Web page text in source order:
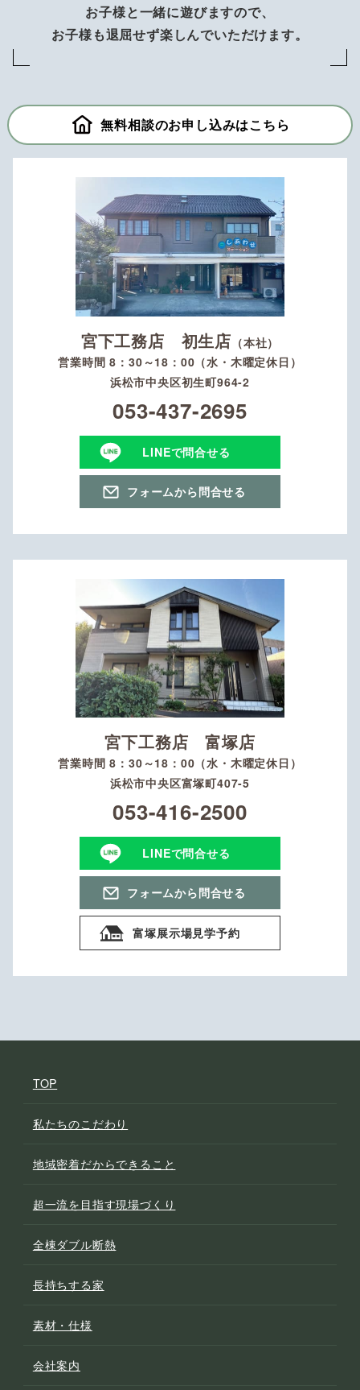
お子様と一緒に遊びますので、
お子様も退屈せず楽しんでいただけます。
無料相談のお申し込みはこちら
宮下工務店 初生店 （本社）
営業時間 8：30～18：00（水・木曜定休日）
浜松市中央区初生町964-2
053-437-2695
LINEで問合せる
フォームから問合せる
宮下工務店 富塚店
営業時間 8：30～18：00（水・木曜定休日）
浜松市中央区富塚町407-5
053-416-2500
LINEで問合せる
フォームから問合せる
富塚展示場見学予約
TOP
私たちのこだわり
地域密着だからできること
超一流を目指す現場づくり
全棟ダブル断熱
長持ちする家
素材・仕様
会社案内